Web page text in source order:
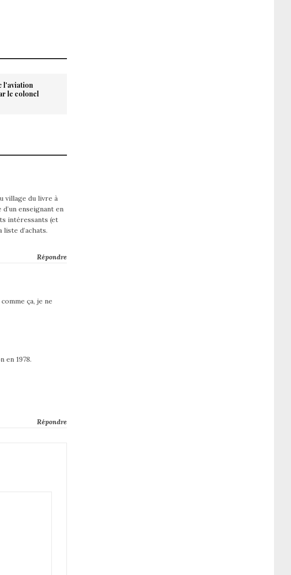
l'aviation
le colonel
village du livre à
enseignant en
intéressants (et
d’achats.
Répondre
ça, je ne
en 1978.
Répondre